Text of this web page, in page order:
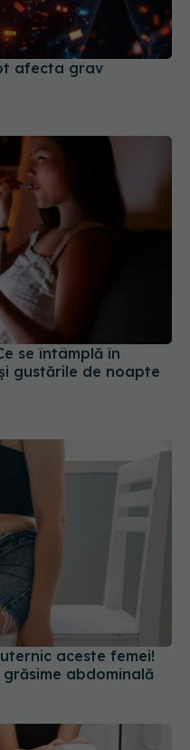
afecta grav
se întâmplă în
gustările de noapte
aceste femei!
abdominală